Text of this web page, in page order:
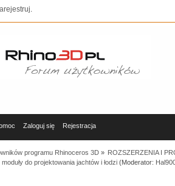
.
Zaloguj się Rejestracja
programu Rhinoceros 3D» ROZSZERZENIA I
do projektowania jachtów i łodzi(Moderator: